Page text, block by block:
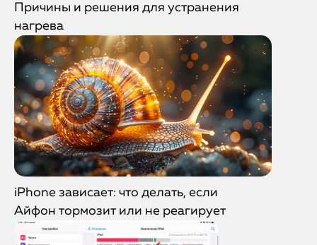
Причины и решения для устранения
нагрева
iPhone зависает: что делать, если
Айфон тормозит или не реагирует